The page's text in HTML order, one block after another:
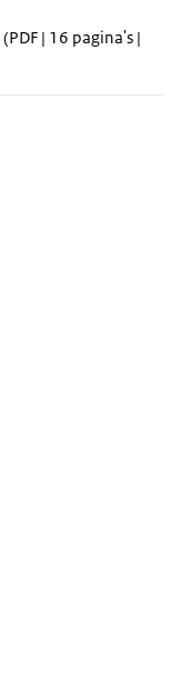
(PDF | 16 pagina's |